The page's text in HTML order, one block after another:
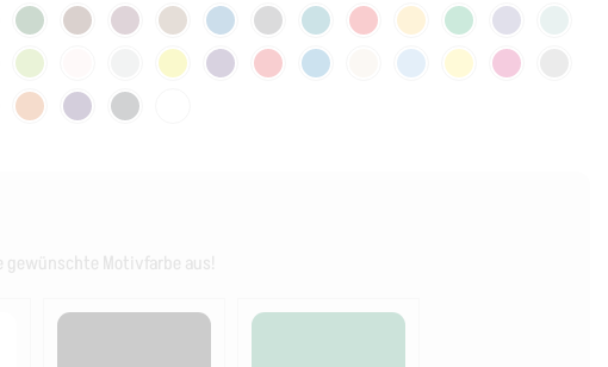
gewünschte Motivfarbe aus!